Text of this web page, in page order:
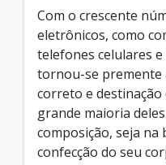
Com o crescente
eletrônicos, como
telefones celulares
tornou-se premente
correto e
grande maioria
composição, seja
confecção do seu